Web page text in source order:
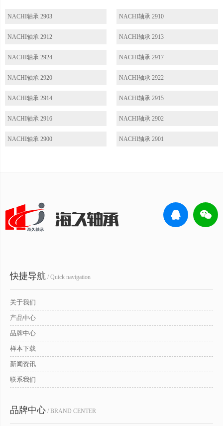
NACHI轴承 2903 NACHI轴承 2910
NACHI轴承 2912 NACHI轴承 2913
NACHI轴承 2924 NACHI轴承 2917
NACHI轴承 2920 NACHI轴承 2922
NACHI轴承 2914 NACHI轴承 2915
NACHI轴承 2916 NACHI轴承 2902
NACHI轴承 2900 NACHI轴承 2901
快捷导航 / Quick navigation
关于我们
产品中心
品牌中心
样本下载
新闻资讯
联系我们
品牌中心 / BRAND CENTER